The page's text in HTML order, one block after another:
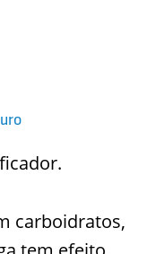
carboidratos,